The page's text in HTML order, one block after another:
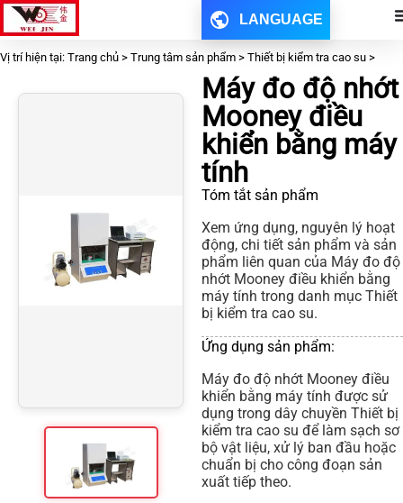
LANGUAGE
Vị trí hiện tại: Trang chủ > Trung tâm sản phẩm > Thiết bị kiểm tra cao su >
Máy đo độ nhớt
Mooney điều
khiển bằng máy
tính
Tóm tắt sản phẩm
Xem ứng dụng, nguyên lý hoạt
động, chi tiết sản phẩm và sản
phẩm liên quan của Máy đo độ
nhớt Mooney điều khiển bằng
máy tính trong danh mục Thiết
bị kiểm tra cao su.
Ứng dụng sản phẩm:
Máy đo độ nhớt Mooney điều
khiển bằng máy tính được sử
dụng trong dây chuyền Thiết bị
kiểm tra cao su để làm sạch sơ
bộ vật liệu, xử lý ban đầu hoặc
chuẩn bị cho công đoạn sản
xuất tiếp theo.